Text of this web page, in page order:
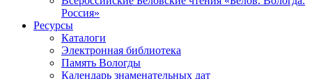
Россия»
Ресурсы
Каталоги
Электронная библиотека
Память Вологды
Календарь знаменательных дат